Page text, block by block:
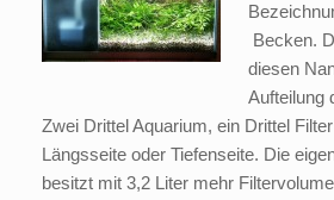
Becken.
diesen
Aufteilung
Zwei Drittel Aquarium, ein Drittel
Längsseite oder Tiefenseite. Die
besitzt mit 3,2 Liter mehr